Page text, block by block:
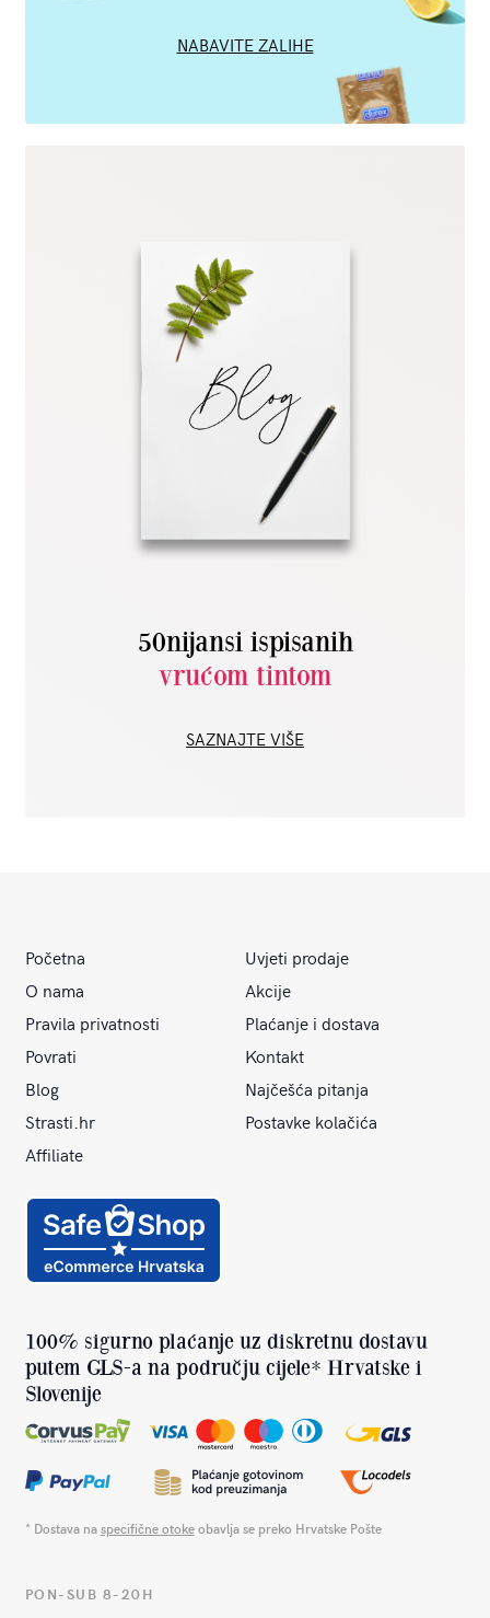
NABAVITE ZALIHE
50nijansi ispisanih
vrućom tintom
SAZNAJTE VIŠE
Početna
Uvjeti prodaje
O nama
Akcije
Pravila privatnosti
Plaćanje i dostava
Povrati
Kontakt
Blog
Najčešća pitanja
Strasti.hr
Postavke kolačića
Affiliate
100% sigurno plaćanje uz diskretnu dostavu
putem GLS-a na području cijele* Hrvatske i
Slovenije
* Dostava naspecifične otokeobavlja se preko Hrvatske Pošte
PON-SUB 8-20H